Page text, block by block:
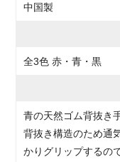
中国製
全3色 赤・青・黒
青の天然ゴム背抜き
背抜き構造のため通
かりグリップするの